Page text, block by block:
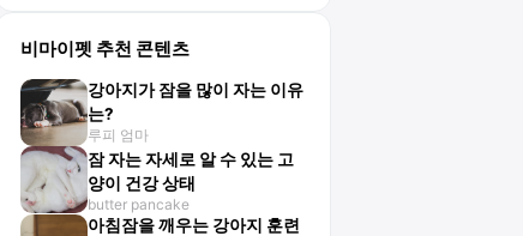
비마이펫 추천 콘텐츠
강아지가 잠을 많이 자는 이유
는?
루피 엄마
잠 자는 자세로 알 수 있는 고
양이 건강 상태
butter pancake
아침잠을 깨우는 강아지 훈련